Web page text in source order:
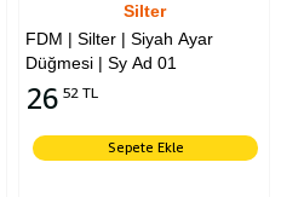
Silter
FDM | Silter | Siyah Ayar
Düğmesi | Sy Ad 01
26 52 TL
Sepete Ekle